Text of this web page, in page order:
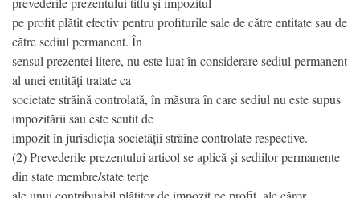
pe profit plătit efectiv pentru profiturile sale de către entitate sau de
către sediul permanent. În
sensul prezentei litere, nu este luat în considerare sediul permanent
al unei entități tratate ca
societate străină controlată, în măsura în care sediul nu este supus
impozitării sau este scutit de
impozit în jurisdicția societății străine controlate respective.
(2) Prevederile prezentului articol se aplică și sediilor permanente
din state membre/state terțe